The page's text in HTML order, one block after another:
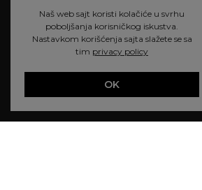
Naš web sajt koristi kolačiće u svrhu
poboljšanja korisničkog iskustva.
Nastavkom korišćenja sajta slažete se sa
tim privacy policy
OK